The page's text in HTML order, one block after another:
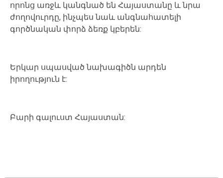
որոնց առջև կանգնած են Հայաստանը և նրա
ժողովուրդը, ինչպես նաև անգնահատելի
գործնական փորձ ձեռք կբերեն:
Երկար սպասված նախագիծն արդեն
իրողություն է:
Բարի գալուստ Հայաստան: